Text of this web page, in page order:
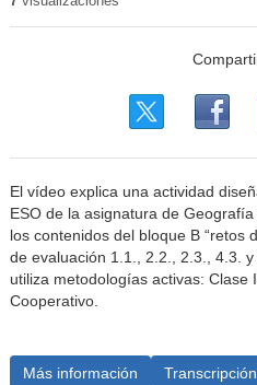
El vídeo explica una actividad
ESO de la asignatura de
los contenidos del bloque B “retos
de evaluación 1.1., 2.2., 2.3., 4.3.
utiliza metodologías activas: Clase
Cooperativo.
Más información Transcripción